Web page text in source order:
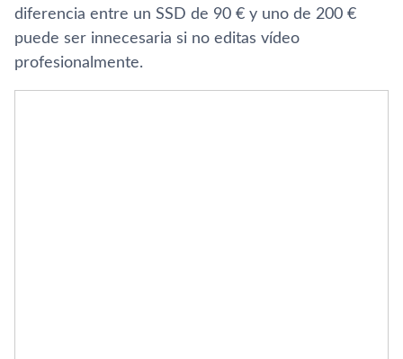
diferencia entre un SSD de 90 € y uno de 200 €
puede ser innecesaria si no editas vídeo
profesionalmente.